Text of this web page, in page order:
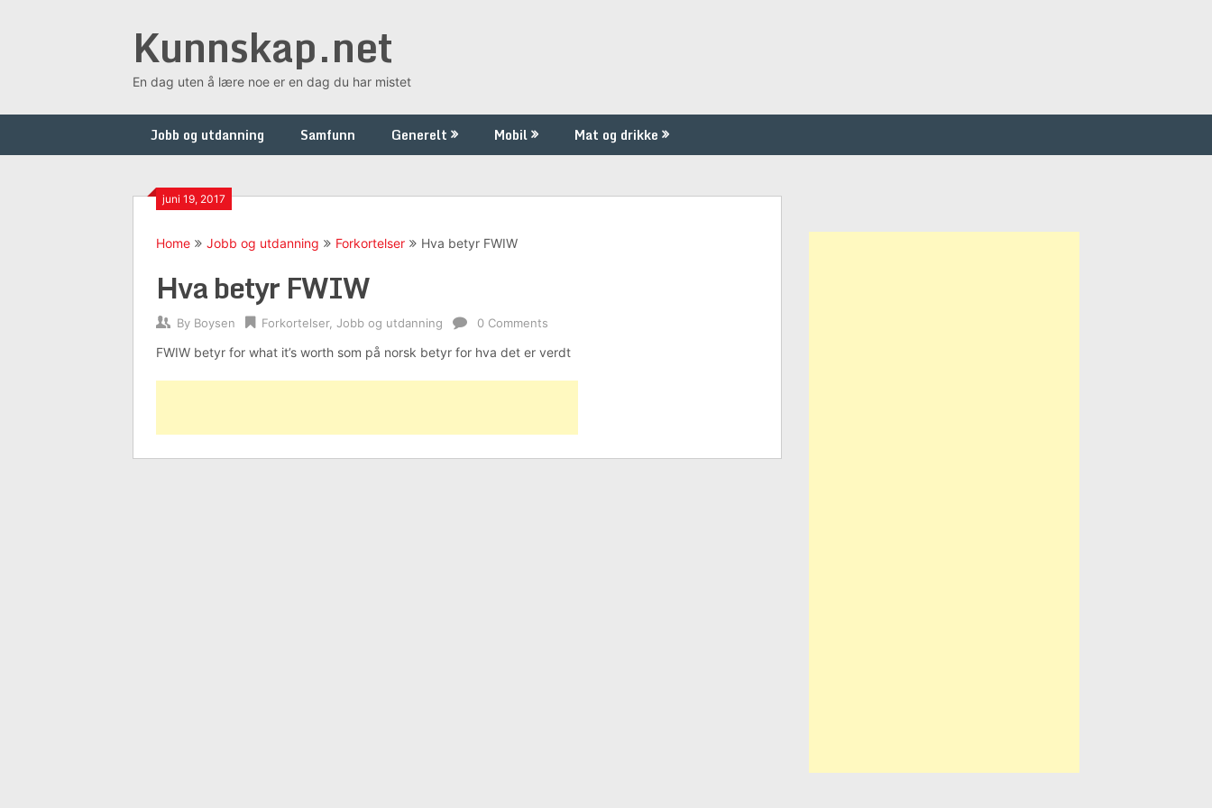
Kunnskap.net
En dag uten å lære noe er en dag du har mistet
Jobb og utdanning Samfunn Generelt Mobil Mat og drikke
juni 19, 2017
Home Jobb og utdanning Forkortelser Hva betyr FWIW
Hva betyr FWIW
By Boysen Forkortelser, Jobb og utdanning 0 Comments
FWIW betyr for what it’s worth som på norsk betyr for hva det er verdt